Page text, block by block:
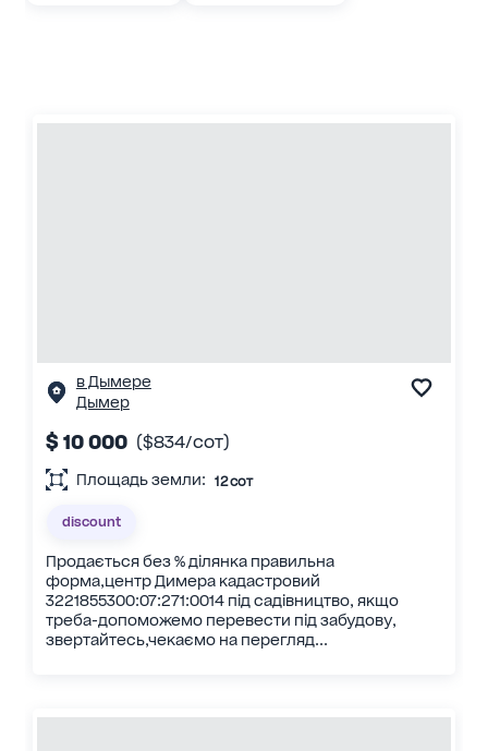
в Дымере
Дымер
$ 10 000 ($834/сот)
Площадь земли: 12 сот
discount
Продається без % ділянка правильна
форма,центр Димера кадастровий
3221855300:07:271:0014 під садівництво, якщо
треба-допоможемо перевести під забудову,
звертайтесь,чекаємо на перегляд...